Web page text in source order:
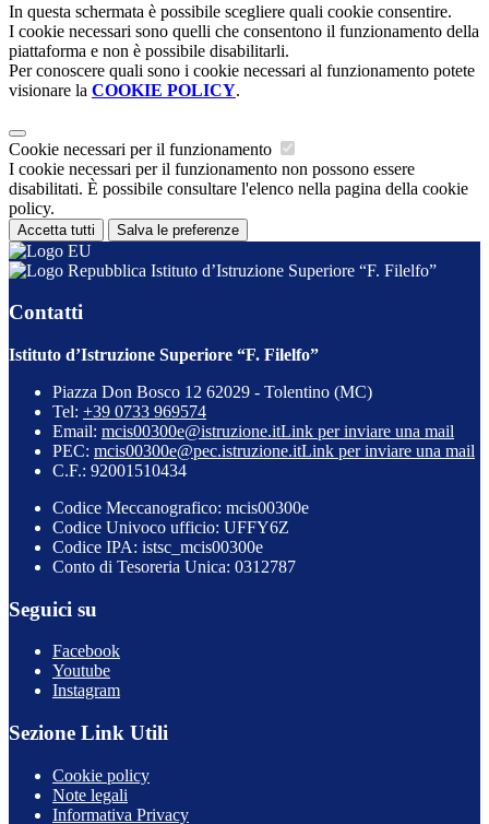
In questa schermata è possibile scegliere quali cookie consentire.
I cookie necessari sono quelli che consentono il funzionamento della
piattaforma e non è possibile disabilitarli.
Per conoscere quali sono i cookie necessari al funzionamento potete
visionare la COOKIE POLICY.
Cookie necessari per il funzionamento
I cookie necessari per il funzionamento non possono essere
disabilitati. È possibile consultare l'elenco nella pagina della cookie
policy.
Accetta tutti Salva le preferenze
Istituto d’Istruzione Superiore “F. Filelfo”
Contatti
Istituto d’Istruzione Superiore “F. Filelfo”
Piazza Don Bosco 12 62029 - Tolentino (MC)
Tel: +39 0733 969574
Email: mcis00300e@istruzione.itLink per inviare una mail
PEC: mcis00300e@pec.istruzione.itLink per inviare una mail
C.F.: 92001510434
Codice Meccanografico: mcis00300e
Codice Univoco ufficio: UFFY6Z
Codice IPA: istsc_mcis00300e
Conto di Tesoreria Unica: 0312787
Seguici su
Facebook
Youtube
Instagram
Sezione Link Utili
Cookie policy
Note legali
Informativa Privacy